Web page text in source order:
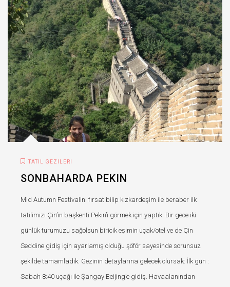
TATIL GEZILERI
SONBAHARDA PEKIN
Mid Autumn Festivalini fırsat bilip kızkardeşim ile beraber ilk
tatilimizi Çin’in başkenti Pekin’i görmek için yaptık. Bir gece iki
günlük turumuzu sağolsun biricik eşimin uçak/otel ve de Çin
Seddine gidiş için ayarlamış olduğu şöför sayesinde sorunsuz
şekilde tamamladık. Gezinin detaylarına gelecek olursak: İlk gün :
Sabah 8:40 uçağı ile Şangay Beijing’e gidiş. Havaalanından